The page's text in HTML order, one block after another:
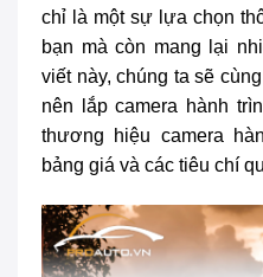
chỉ là một sự lựa chọn
bạn mà còn mang lại
viết này, chúng ta sẽ
nên lắp camera hành
thương hiệu camera
bảng giá và các tiêu chí